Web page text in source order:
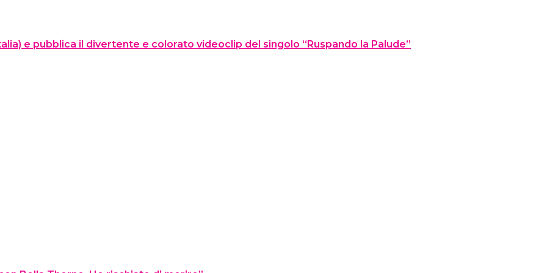
e pubblica il divertente e colorato videoclip del singolo “Ruspando la Palude”